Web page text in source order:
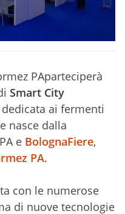
PAparteciperà
Smart City
ai fermenti
nasce dalla
e BolognaFiere,
PA.
con le numerose
di nuove tecnologie